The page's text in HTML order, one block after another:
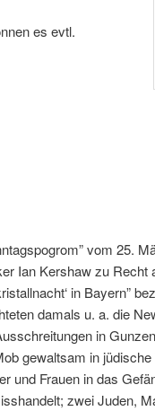
es evtl.
vom 25.
Ian Kershaw zu Recht
in Bayern”
damals u. a. die
in
gewaltsam in
und Frauen in das
zwei Juden,